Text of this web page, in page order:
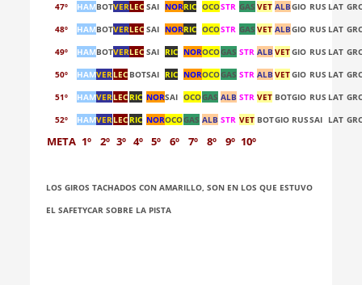
47º
HAMBOTVERLEC SAI NORRIC OCOSTR GAS VET ALBGIO RUS LAT
48º
HAMBOTVERLEC SAI NORRIC OCOSTR GAS VET ALBGIO RUS LAT
49º
HAMBOTVERLEC SAI RIC NOROCOGAS STR ALB VETGIO RUS LAT
50º
HAMVERLEC BOTSAI RIC NOROCOGAS STR ALB VETGIO RUS LAT
51º
HAMVERLEC RIC NORSAI OCOGAS ALB STR VET BOTGIO RUS LAT
52º
HAMVERLEC RIC NOROCOGAS ALB STR VET BOTGIO RUSSAI LAT
META 1º 2º 3º 4º 5º 6º 7º 8º 9º 10º
LOS GIROS TACHADOS CON AMARILLO, SON EN LOS QUE ESTUVO
EL SAFETYCAR SOBRE LA PISTA